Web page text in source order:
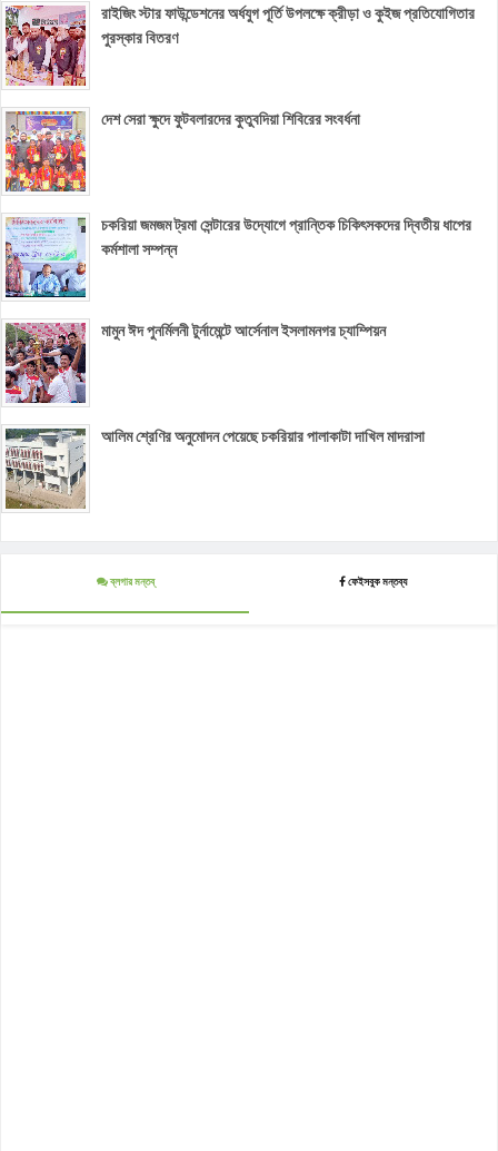
রাইজিং স্টার ফাউন্ডেশনের অর্ধযুগ পূর্তি উপলক্ষে ক্রীড়া ও কুইজ প্রতিযোগিতার
পুরস্কার বিতরণ
দেশ সেরা ক্ষুদে ফুটবলারদের কুতুবদিয়া শিবিরের সংবর্ধনা
চকরিয়া জমজম ট্রমা সেন্টারের উদ্যোগে প্রান্তিক চিকিৎসকদের দ্বিতীয় ধাপের
কর্মশালা সম্পন্ন
মামুন ঈদ পুনর্মিলনী টুর্নামেন্টে আর্সেনাল ইসলামনগর চ্যাম্পিয়ন
আলিম শ্রেণির অনুমোদন পেয়েছে চকরিয়ার পালাকাটা দাখিল মাদরাসা
ব্লগার মন্তব্ ফেইসবুক মন্তব্য